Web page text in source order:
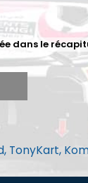
dans le